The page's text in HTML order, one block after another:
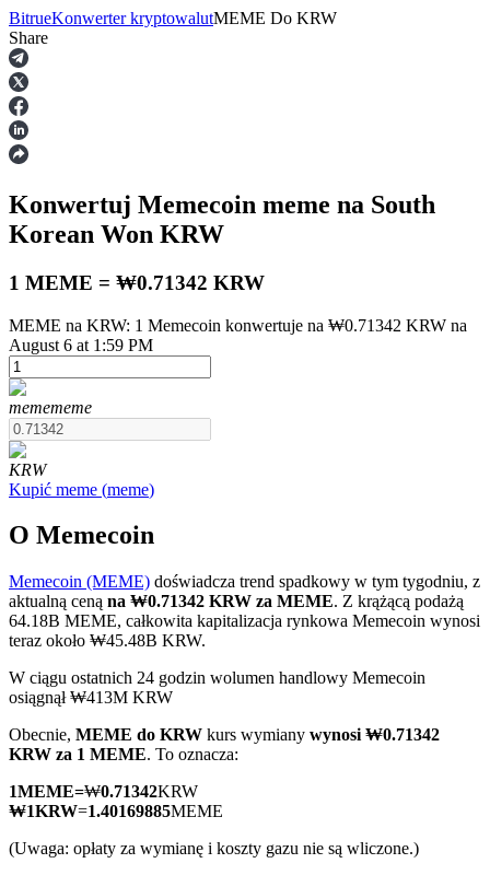
Kontrakty terminowe
Kontrakty terminowe na USDT
Kontrakty terminowe COIN-M
Kontrakty terminowe na kryptowaluty
TradFi
Instrumenty pochodne na akcje, forex, metale szlachetne i
towary
BitrueKonwerter kryptowalutMEME Do KRW
Share
Konwertuj Memecoin meme na South
Korean Won KRW
1 MEME = ₩0.71342 KRW
MEME na KRW: 1 Memecoin konwertuje na ₩0.71342 KRW na
August 6 at 1:59 PM
memememe
KRW
Kupić meme (meme)
O Memecoin
Memecoin (MEME) doświadcza trend spadkowy w tym tygodniu, z
aktualną ceną na ₩0.71342 KRW za MEME. Z krążącą podażą
64.18B MEME, całkowita kapitalizacja rynkowa Memecoin wynosi
teraz około ₩45.48B KRW.
W ciągu ostatnich 24 godzin wolumen handlowy Memecoin
osiągnął ₩413M KRW
Obecnie, MEME do KRW kurs wymiany wynosi ₩0.71342
KRW za 1 MEME. To oznacza:
1MEME=₩0.71342KRW
₩1KRW=1.40169885MEME
(Uwaga: opłaty za wymianę i koszty gazu nie są wliczone.)